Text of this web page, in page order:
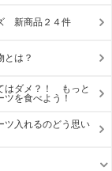
新商品２４件
とは？
はダメ？！ もっと
を食べよう！
ツ入れるのどう思い